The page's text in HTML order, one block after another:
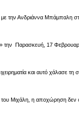
με την Ανδριάννα
την Παρασκευή, 17
και αυτό χάλασε τη
Μιχάλη, η αποχώρηση δεν